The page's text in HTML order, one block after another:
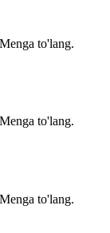
to'lang.
to'lang.
to'lang.